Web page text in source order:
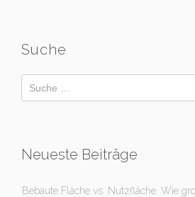
Suche
Neueste Beiträge
Bebaute Fläche vs. Nutzfläche. Wie